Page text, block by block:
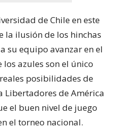
de Chile en este
la ilusión de los hinchas
su equipo avanzar en el
los azules son el único
posibilidades de
Libertadores de América
el buen nivel de juego
el torneo nacional.